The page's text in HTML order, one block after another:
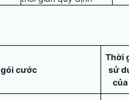
cước
Thời
sử